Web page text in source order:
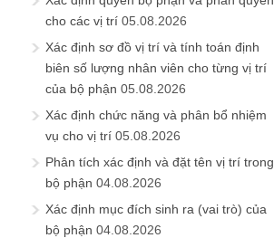
cho các vị trí 05.08.2026
Xác định sơ đồ vị trí và tính toán định
biên số lượng nhân viên cho từng vị trí
của bộ phận 05.08.2026
Xác định chức năng và phân bổ nhiệm
vụ cho vị trí 05.08.2026
Phân tích xác định và đặt tên vị trí trong
bộ phận 04.08.2026
Xác định mục đích sinh ra (vai trò) của
bộ phận 04.08.2026